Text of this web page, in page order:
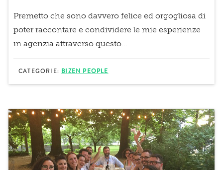
Premetto che sono davvero felice ed orgogliosa di
poter raccontare e condividere le mie esperienze
in agenzia attraverso questo...
CATEGORIE: BIZEN PEOPLE